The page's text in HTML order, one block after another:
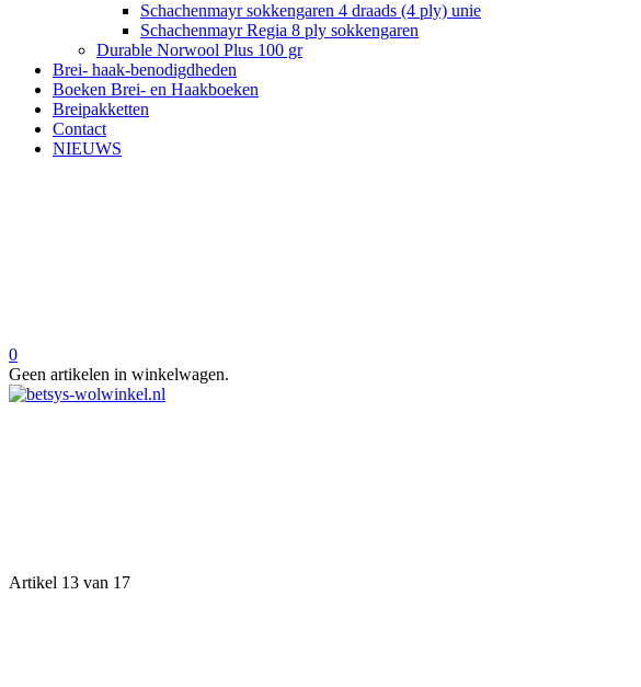
Schachenmayr sokkengaren 4 draads (4 ply) unie
Schachenmayr Regia 8 ply sokkengaren
Durable Norwool Plus 100 gr
Brei- haak-benodigdheden
Boeken Brei- en Haakboeken
Breipakketten
Contact
NIEUWS
0
Geen artikelen in winkelwagen.
Artikel 13 van 17